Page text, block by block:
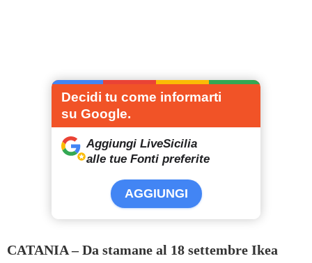
Decidi tu come informarti
su Google.
Aggiungi LiveSicilia
alle tue Fonti preferite
AGGIUNGI
CATANIA – Da stamane al 18 settembre Ikea